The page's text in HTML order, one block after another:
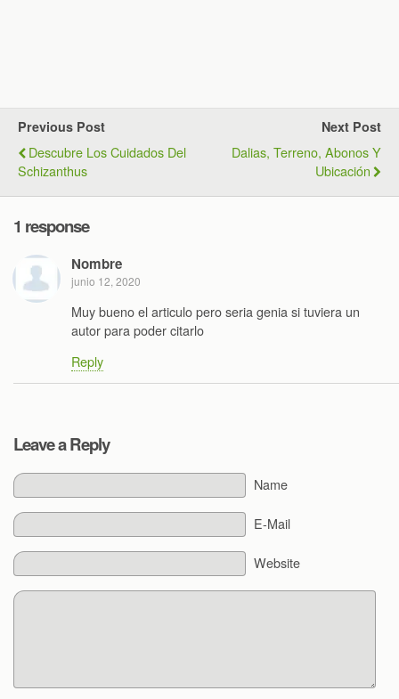
Previous Post
Descubre Los Cuidados Del
Schizanthus
Next Post
Dalias, Terreno, Abonos Y
Ubicación
1 response
Nombre
junio 12, 2020
Muy bueno el articulo pero seria genia si tuviera un
autor para poder citarlo
Reply
Leave a Reply
Name
E-Mail
Website